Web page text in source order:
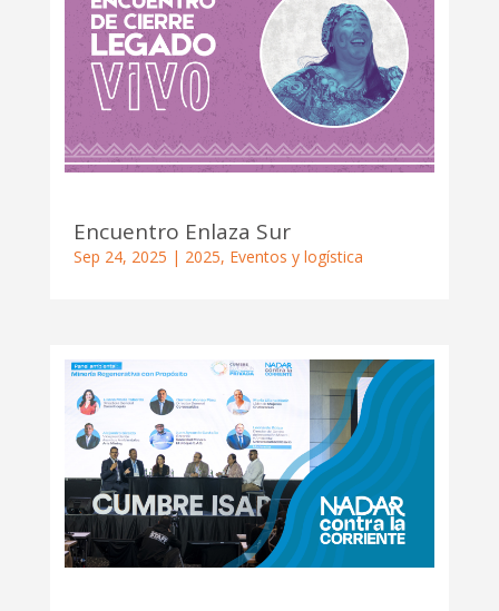
Encuentro Enlaza Sur
Sep 24, 2025 | 2025, Eventos y logística